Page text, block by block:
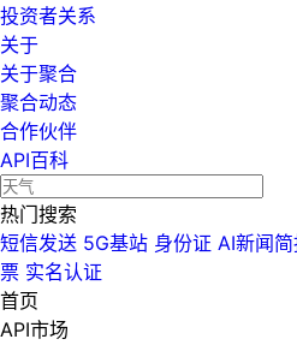
投资者关系
关于
关于聚合
聚合动态
合作伙伴
API百科
热门搜索
短信发送 5G基站 身份证 AI新闻简
票 实名认证
首页
API市场